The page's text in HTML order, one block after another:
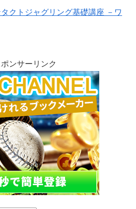
クトジャグリング基礎講座 －ワ
ポンサーリンク